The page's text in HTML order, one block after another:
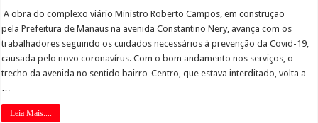
A obra do complexo viário Ministro Roberto Campos, em construção
pela Prefeitura de Manaus na avenida Constantino Nery, avança com os
trabalhadores seguindo os cuidados necessários à prevenção da Covid-19,
causada pelo novo coronavírus. Com o bom andamento nos serviços, o
trecho da avenida no sentido bairro-Centro, que estava interditado, volta a
…
Leia Mais....